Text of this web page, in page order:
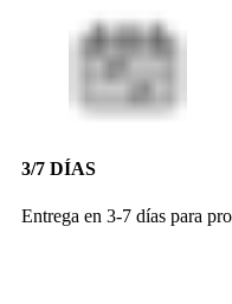
3/7 DÍAS
Entrega en 3-7 días para